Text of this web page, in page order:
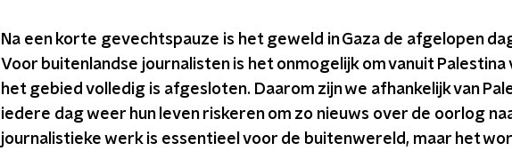
Na een korte gevechtspauze is het geweld in Gaza de afgelopen
Voor buitenlandse journalisten is het onmogelijk om vanuit
het gebied volledig is afgesloten. Daarom zijn we afhankelijk van
iedere dag weer hun leven riskeren om zo nieuws over de oorlog
journalistieke werk is essentieel voor de buitenwereld, maar het